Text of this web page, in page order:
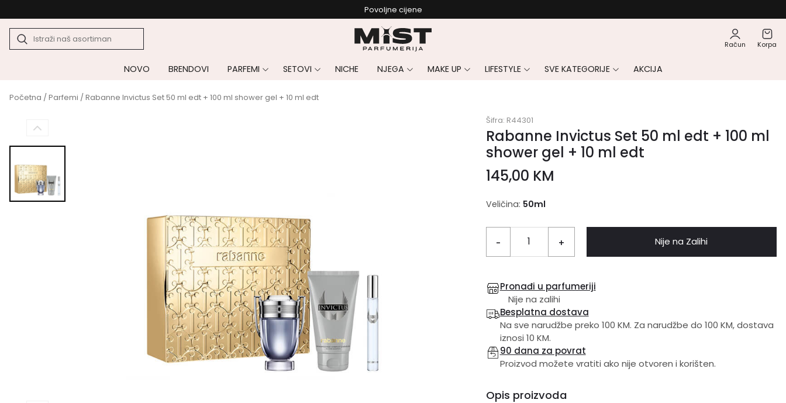
Povoljne cijene
Račun Korpa
NOVO BRENDOVI PARFEMI SETOVI NICHE NJEGA MAKE UP LIFESTYLE SVE KATEGORIJE AKCIJA
Početna /Parfemi / Rabanne Invictus Set 50 ml edt + 100 ml shower gel + 10 ml edt
Šifra: R44301
Rabanne Invictus Set 50 ml edt + 100 ml
shower gel + 10 ml edt
145,00 KM
Veličina: 50ml
- + Nije na Zalihi
Pronađi u parfumeriji
Nije na zalihi
Besplatna dostava
Na sve narudžbe preko 100 KM. Za narudžbe do 100 KM, dostava
iznosi 10 KM.
90 dana za povrat
Proizvod možete vratiti ako nije otvoren i korišten.
Opis proizvoda